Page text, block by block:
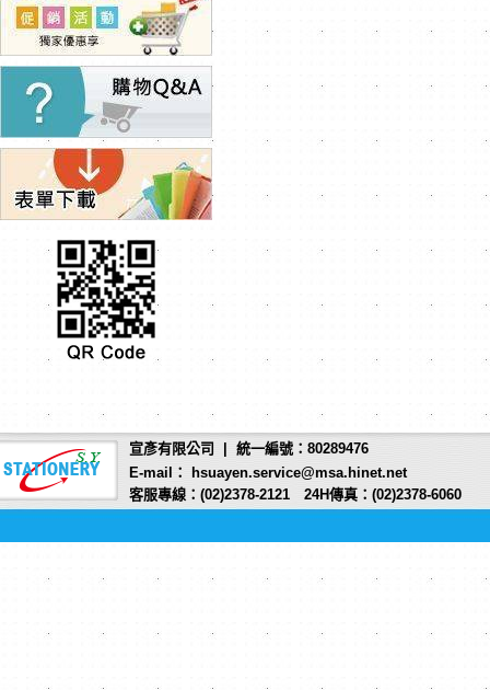
宣彥有限公司 | 統一編號：80289476
E-mail： hsuayen.service@msa.hinet.net
客服專線：(02)2378-2121 24H傳真：(02)2378-6060